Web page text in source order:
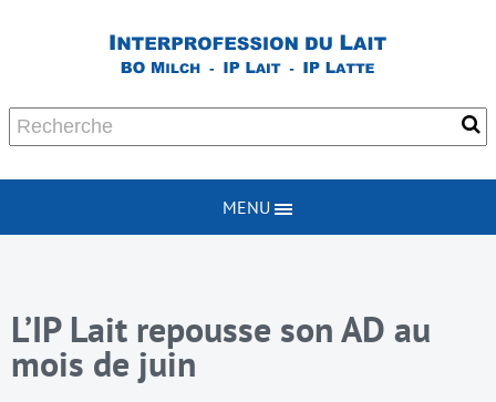
MENU
L’IP Lait repousse son AD au
mois de juin